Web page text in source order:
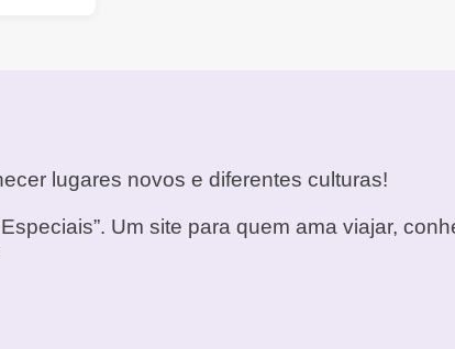
lugares novos e diferentes culturas!
Um site para quem ama viajar,